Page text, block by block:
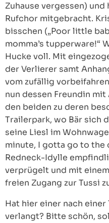
Zuhause vergessen)
Rufchor mitgebracht.
bisschen („Poor little
momma’s tupperware!“
Hucke voll. Mit
der Verlierer samt
vom zufällig
nun dessen Freundin
den beiden zu deren
Trailerpark, wo Bär sich
seine Liesl im
minute, I gotta go to the
Redneck-Idylle
verprügelt und mit
freien Zugang zur Tussi
Hat hier einer nach
verlangt? Bitte schön,